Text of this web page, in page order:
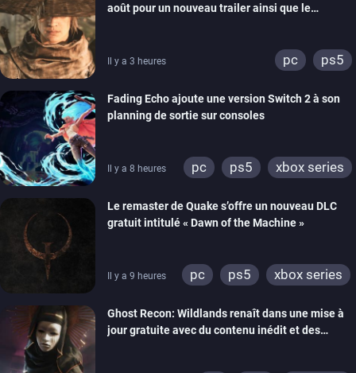
août pour un nouveau trailer ainsi que le
Il y a 3 heures pc ps5
Fading Echo ajoute une version Switch 2 à son
planning de sortie sur consoles
Il y a 8 heures pc ps5 xbox series
Le remaster de Quake s’offre un nouveau DLC
gratuit intitulé « Dawn of the Machine »
Il y a 9 heures pc ps5
xbox series
xbox one
nintendo 64
Ghost Recon: Wildlands renaît dans une mise à
jour gratuite avec du contenu inédit et des